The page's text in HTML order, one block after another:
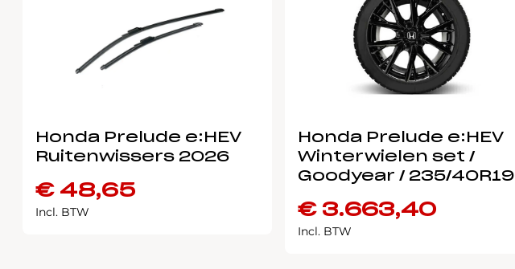
Honda Prelude e:HEV
Ruitenwissers 2026
€48,65
Incl. BTW
Honda Prelude e:HEV
Winterwielen set /
Goodyear / 235/40R19
€3.663,40
Incl. BTW